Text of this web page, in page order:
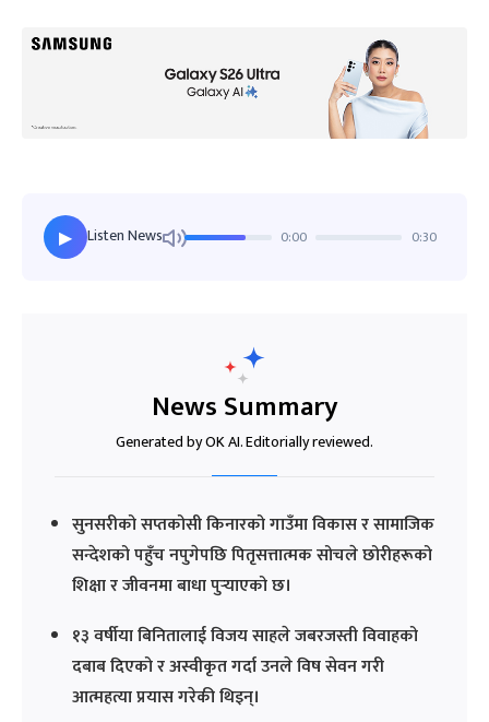
▶ Listen News 0:00 0:30
News Summary
Generated by OK AI. Editorially reviewed.
सुनसरीको सप्तकोसी किनारको गाउँमा विकास र सामाजिक
सन्देशको पहुँच नपुगेपछि पितृसत्तात्मक सोचले छोरीहरूको
शिक्षा र जीवनमा बाधा पुर्‍याएको छ।
१३ वर्षीया बिनितालाई विजय साहले जबरजस्ती विवाहको
दबाब दिएको र अस्वीकृत गर्दा उनले विष सेवन गरी
आत्महत्या प्रयास गरेकी थिइन्।